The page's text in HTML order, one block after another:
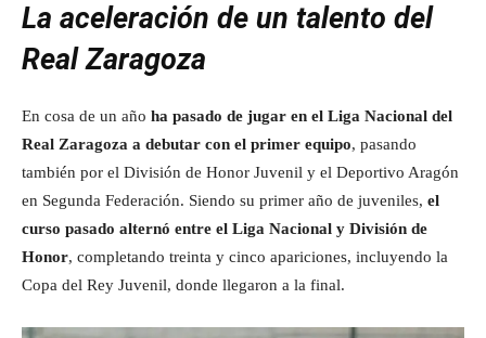
La aceleración de un talento del
Real Zaragoza
En cosa de un año ha pasado de jugar en el Liga Nacional del
Real Zaragoza a debutar con el primer equipo, pasando
también por el División de Honor Juvenil y el Deportivo Aragón
en Segunda Federación. Siendo su primer año de juveniles, el
curso pasado alternó entre el Liga Nacional y División de
Honor, completando treinta y cinco apariciones, incluyendo la
Copa del Rey Juvenil, donde llegaron a la final.